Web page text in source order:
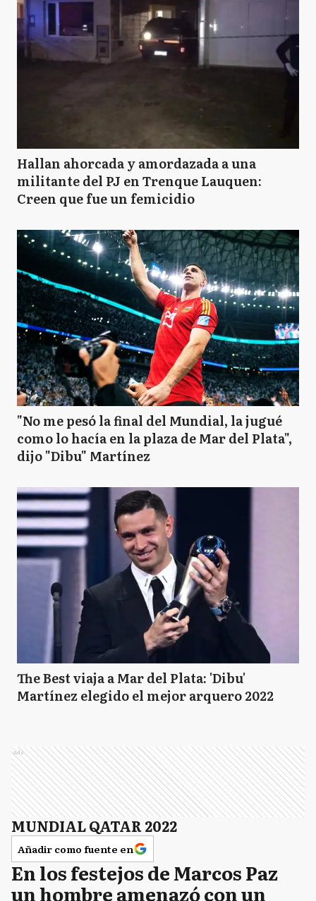
Hallan ahorcada y amordazada a una
militante del PJ en Trenque Lauquen:
Creen que fue un femicidio
"No me pesó la final del Mundial, la jugué
como lo hacía en la plaza de Mar del Plata",
dijo "Dibu" Martínez
The Best viaja a Mar del Plata: 'Dibu'
Martínez elegido el mejor arquero 2022
Ads
MUNDIAL QATAR 2022
Añadir como fuente en
En los festejos de Marcos Paz
un hombre amenazó con un